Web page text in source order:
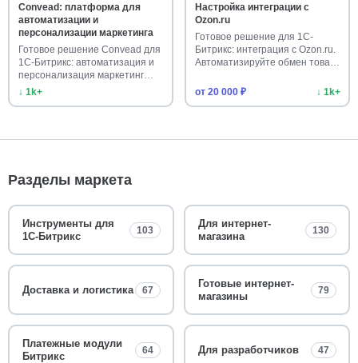
Convead: платформа для
автоматизации и
персонализации маркетинга
Готовое решение Convead для
1С-Битрикс: автоматизация и
персонализация маркетинг…
↓ 1k+
Настройка интеграции с
Ozon.ru
Готовое решение для 1С-
Битрикс: интеграция с Ozon.ru.
Автоматизируйте обмен това…
от 20 000 ₽ ↓ 1k+
Разделы маркета
Инструменты для
1С-Битрикс
103
Для интернет-
магазина
130
Доставка и логистика 67
Готовые интернет-
магазины
79
Платежные модули
Битрикс
64 Для разработчиков 47